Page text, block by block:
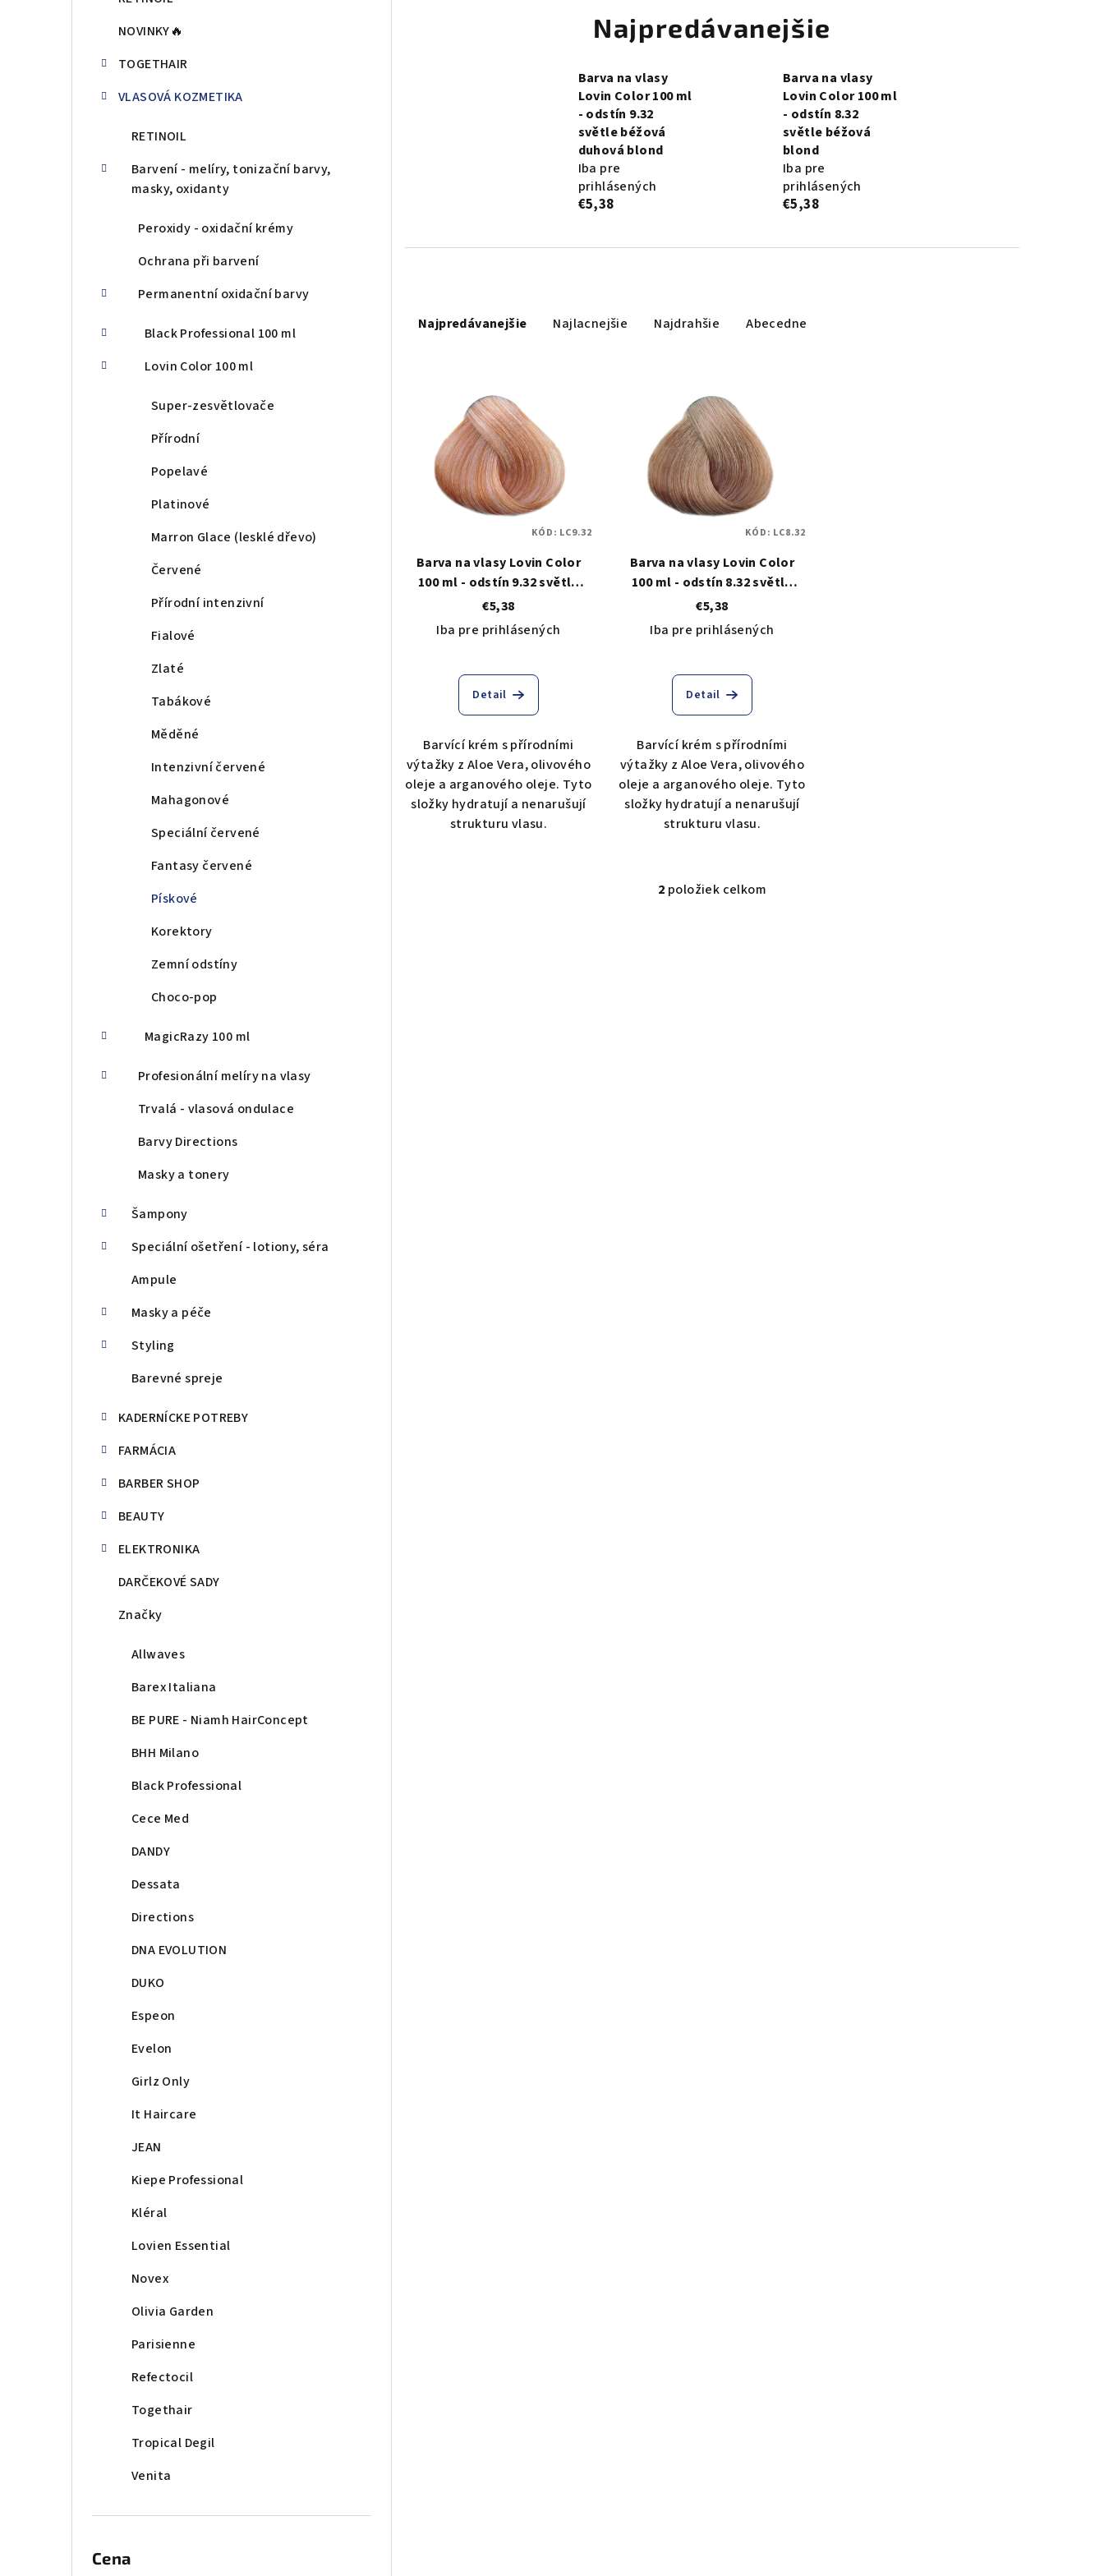
NOVINKY🔥
TOGETHAIR
VLASOVÁ KOZMETIKA
RETINOIL
Barvení - melíry, tonizační barvy,
masky, oxidanty
Peroxidy - oxidační krémy
Ochrana při barvení
Permanentní oxidační barvy
Black Professional 100 ml
Lovin Color 100 ml
Super-zesvětlovače
Přírodní
Popelavé
Platinové
Marron Glace (lesklé dřevo)
Červené
Přírodní intenzivní
Fialové
Zlaté
Tabákové
Měděné
Intenzivní červené
Mahagonové
Speciální červené
Fantasy červené
Pískové
Korektory
Zemní odstíny
Choco-pop
MagicRazy 100 ml
Profesionální melíry na vlasy
Trvalá - vlasová ondulace
Barvy Directions
Masky a tonery
Šampony
Speciální ošetření - lotiony, séra
Ampule
Masky a péče
Styling
Barevné spreje
KADERNÍCKE POTREBY
FARMÁCIA
BARBER SHOP
BEAUTY
ELEKTRONIKA
DARČEKOVÉ SADY
Značky
Allwaves
Barex Italiana
BE PURE - Niamh HairConcept
BHH Milano
Black Professional
Cece Med
DANDY
Dessata
Directions
DNA EVOLUTION
DUKO
Espeon
Evelon
Girlz Only
It Haircare
JEAN
Kiepe Professional
Kléral
Lovien Essential
Novex
Olivia Garden
Parisienne
Refectocil
Togethair
Tropical Degil
Venita
Cena
Najpredávanejšie
Barva na vlasy
Lovin Color 100 ml
- odstín 9.32
světle béžová
duhová blond
Iba pre
prihlásených
€5,38
Barva na vlasy
Lovin Color 100 ml
- odstín 8.32
světle béžová
blond
Iba pre
prihlásených
€5,38
a
o
v
Najpredávanejšie Najlacnejšie Najdrahšie Abecedne
o
v
Barva na vlasy Lovin Color
100 ml - odstín 9.32 světle
béžová duhová blond
€5,38
Iba pre prihlásených
Detail
Barvící krém s přírodními
výtažky z Aloe Vera, olivového
oleje a arganového oleje. Tyto
složky hydratují a nenarušují
strukturu vlasu.
KÓD: LC9.32
Barva na vlasy Lovin Color
100 ml - odstín 8.32 světle
béžová blond
€5,38
Iba pre prihlásených
Detail
Barvící krém s přírodními
výtažky z Aloe Vera, olivového
oleje a arganového oleje. Tyto
složky hydratují a nenarušují
strukturu vlasu.
KÓD: LC8.32
O
2 položiek celkom